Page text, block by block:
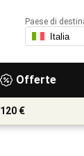
Offerte
Paese di
€